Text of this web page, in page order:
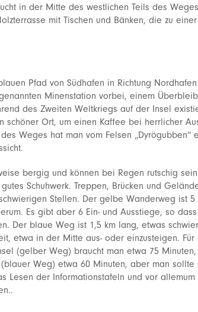
in der Mitte des westlichen Teils des
mit Tischen und Bänken, die zu
Pfad von Südhafen in Richtung
Minenstation vorbei, einem
des Zweiten Weltkriegs auf der Insel
schöner Ort, um einen Kaffee bei herrlicher
Weges hat man vom Felsen „Dyrögubben“
bergig und können bei Regen rutschig
Schuhwerk. Treppen, Brücken und
Stellen. Der gelbe Wanderweg ist 5
Es gibt aber 6 Ein- und Ausstiege, so
Der blaue Weg ist 1,5 km lang, etwas
etwa in der Mitte aus- oder einzusteigen. Für
(gelber Weg) braucht man etwa 75
Weg) etwa 60 Minuten, aber man sollte
Lesen der Informationstafeln und vor